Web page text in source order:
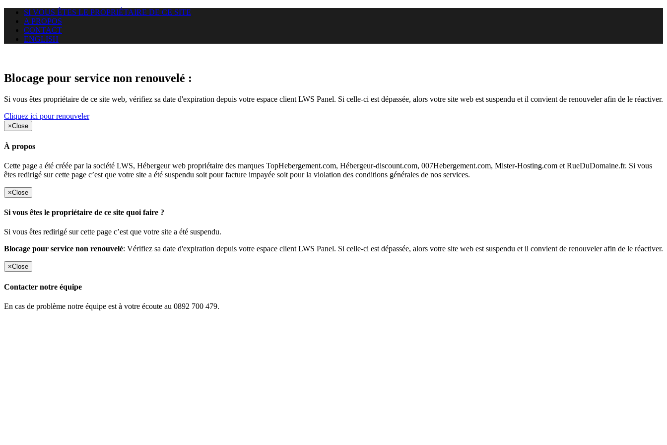
SI VOUS ÊTES LE PROPRIÉTAIRE DE CE SITE
A PROPOS
CONTACT
ENGLISH
Blocage pour service non renouvelé :
Si vous êtes propriétaire de ce site web, vérifiez sa date d'expiration depuis votre espace client LWS Panel. Si celle-ci est dépassée, alors votre site web est suspendu et il convient de renouveler afin de le réactiver.
Cliquez ici pour renouveler
×Close
À propos
Cette page a été créée par la société LWS, Hébergeur web propriétaire des marques TopHebergement.com, Hébergeur-discount.com, 007Hebergement.com, Mister-Hosting.com et RueDuDomaine.fr. Si vous
êtes redirigé sur cette page c’est que votre site a été suspendu soit pour facture impayée soit pour la violation des conditions générales de nos services.
×Close
Si vous êtes le propriétaire de ce site quoi faire ?
Si vous êtes redirigé sur cette page c’est que votre site a été suspendu.
Blocage pour service non renouvelé: Vérifiez sa date d'expiration depuis votre espace client LWS Panel. Si celle-ci est dépassée, alors votre site web est suspendu et il convient de renouveler afin de le réactiver.
×Close
Contacter notre équipe
En cas de problème notre équipe est à votre écoute au 0892 700 479.